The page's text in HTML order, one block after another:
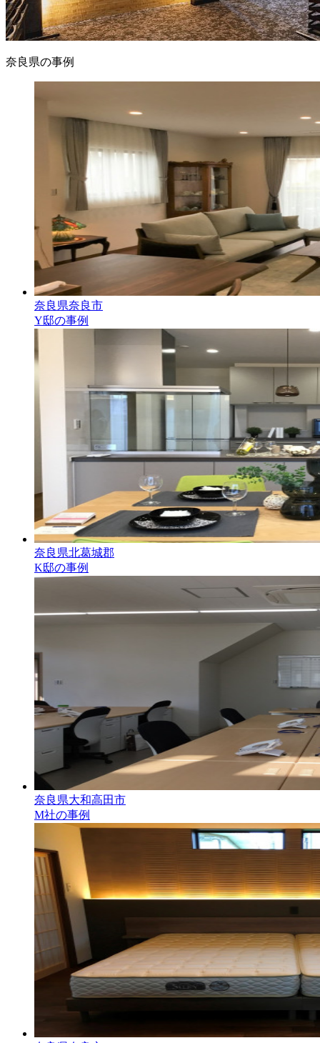
奈良県の事例
奈良県奈良市
Y邸の事例
奈良県北葛城郡
K邸の事例
奈良県大和高田市
M社の事例